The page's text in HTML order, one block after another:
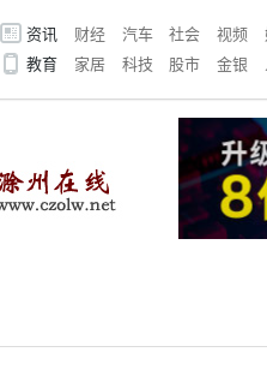
资讯 财经 汽车 社会 视频
教育
家居 科技 股市 金银